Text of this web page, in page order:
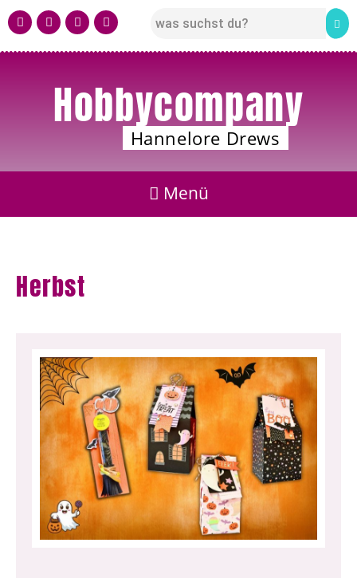
Hobbycompany
Hannelore Drews
Herbst